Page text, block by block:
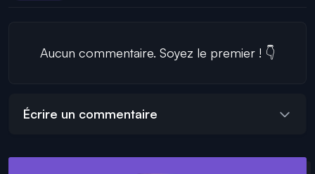
Aucun commentaire. Soyez le premier ! 👇
Écrire un commentaire